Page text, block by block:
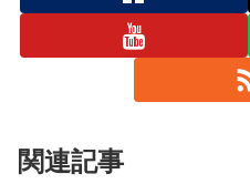
関連記事